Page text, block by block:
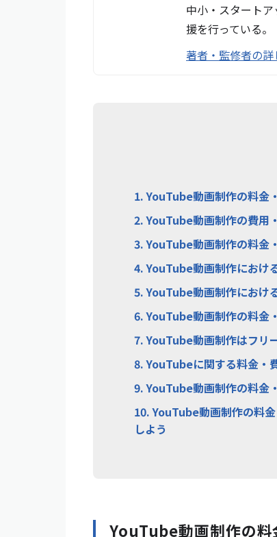
中小・スタート
援を行っている。
著者・監修者の
1.YouTube動画制作の料金
2.YouTube動画制作の費用
3.YouTube動画制作の料金
4.YouTube動画制作におけ
5.YouTube動画制作におけ
6.YouTube動画制作の料金
7.YouTube動画制作はフリ
8.YouTubeに関する料金・
9.YouTube動画制作の料金
10.YouTube動画制作の料
しよう
YouTube動画制作の